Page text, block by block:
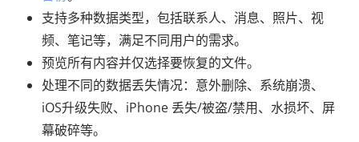
支持多种数据类型，包括联系人、消息、照片、视
频、笔记等，满足不同用户的需求。
预览所有内容并仅选择要恢复的文件。
处理不同的数据丢失情况：意外删除、系统崩溃、
iOS升级失败、iPhone 丢失/被盗/禁用、水损坏、屏
幕破碎等。